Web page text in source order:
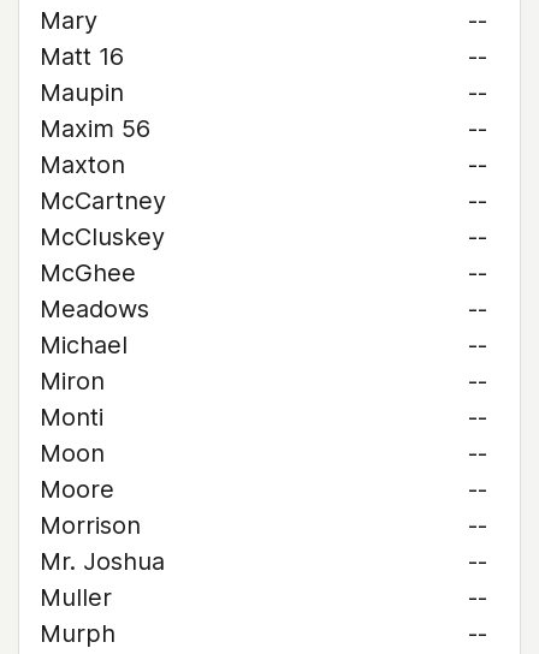
Mary
--
Matt 16
--
Maupin
--
Maxim 56
--
Maxton
--
McCartney
--
McCluskey
--
McGhee
--
Meadows
--
Michael
--
Miron
--
Monti
--
Moon
--
Moore
--
Morrison
--
Mr. Joshua
--
Muller
--
Murph
--